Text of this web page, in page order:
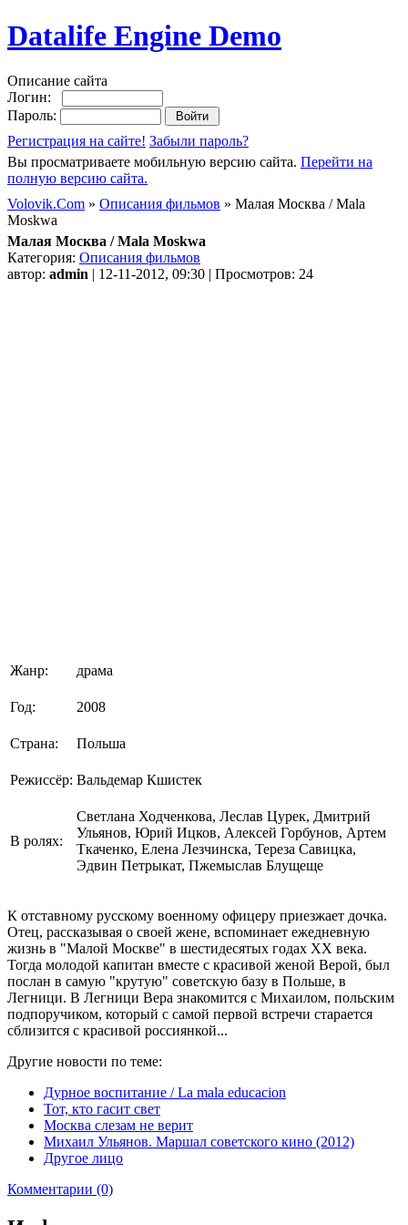
Datalife Engine Demo
Описание сайта
Логин:
Пароль:
Регистрация на сайте! Забыли пароль?
Вы просматриваете мобильную версию сайта. Перейти на
полную версию сайта.
Volovik.Com » Описания фильмов » Малая Москва / Mala
Moskwa
Малая Москва / Mala Moskwa
Категория: Описания фильмов
автор: admin | 12-11-2012, 09:30 | Просмотров: 24
Жанр: драма
Год: 2008
Страна: Польша
Режиссёр: Вальдемар Кшистек
В ролях:
Светлана Ходченкова, Леслав Цурек, Дмитрий
Ульянов, Юрий Ицков, Алексей Горбунов, Артем
Ткаченко, Елена Лезчинска, Тереза Савицка,
Эдвин Петрыкат, Пжемыслав Блущеще
К отставному русскому военному офицеру приезжает дочка.
Отец, рассказывая о своей жене, вспоминает ежедневную
жизнь в "Малой Москве" в шестидесятых годах XX века.
Тогда молодой капитан вместе с красивой женой Верой, был
послан в самую "крутую" советскую базу в Польше, в
Легници. В Легници Вера знакомится с Михаилом, польским
подпоручиком, который с самой первой встречи старается
сблизится с красивой россиянкой...
Другие новости по теме:
Дурное воспитание / La mala educacion
Тот, кто гасит свет
Москва слезам не верит
Михаил Ульянов. Маршал советского кино (2012)
Другое лицо
Комментарии (0)